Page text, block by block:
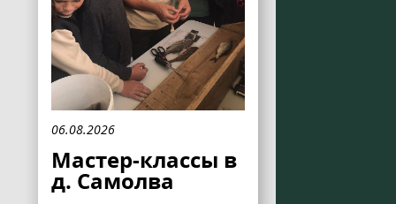
06.08.2026
Мастер-классы в
д. Самолва